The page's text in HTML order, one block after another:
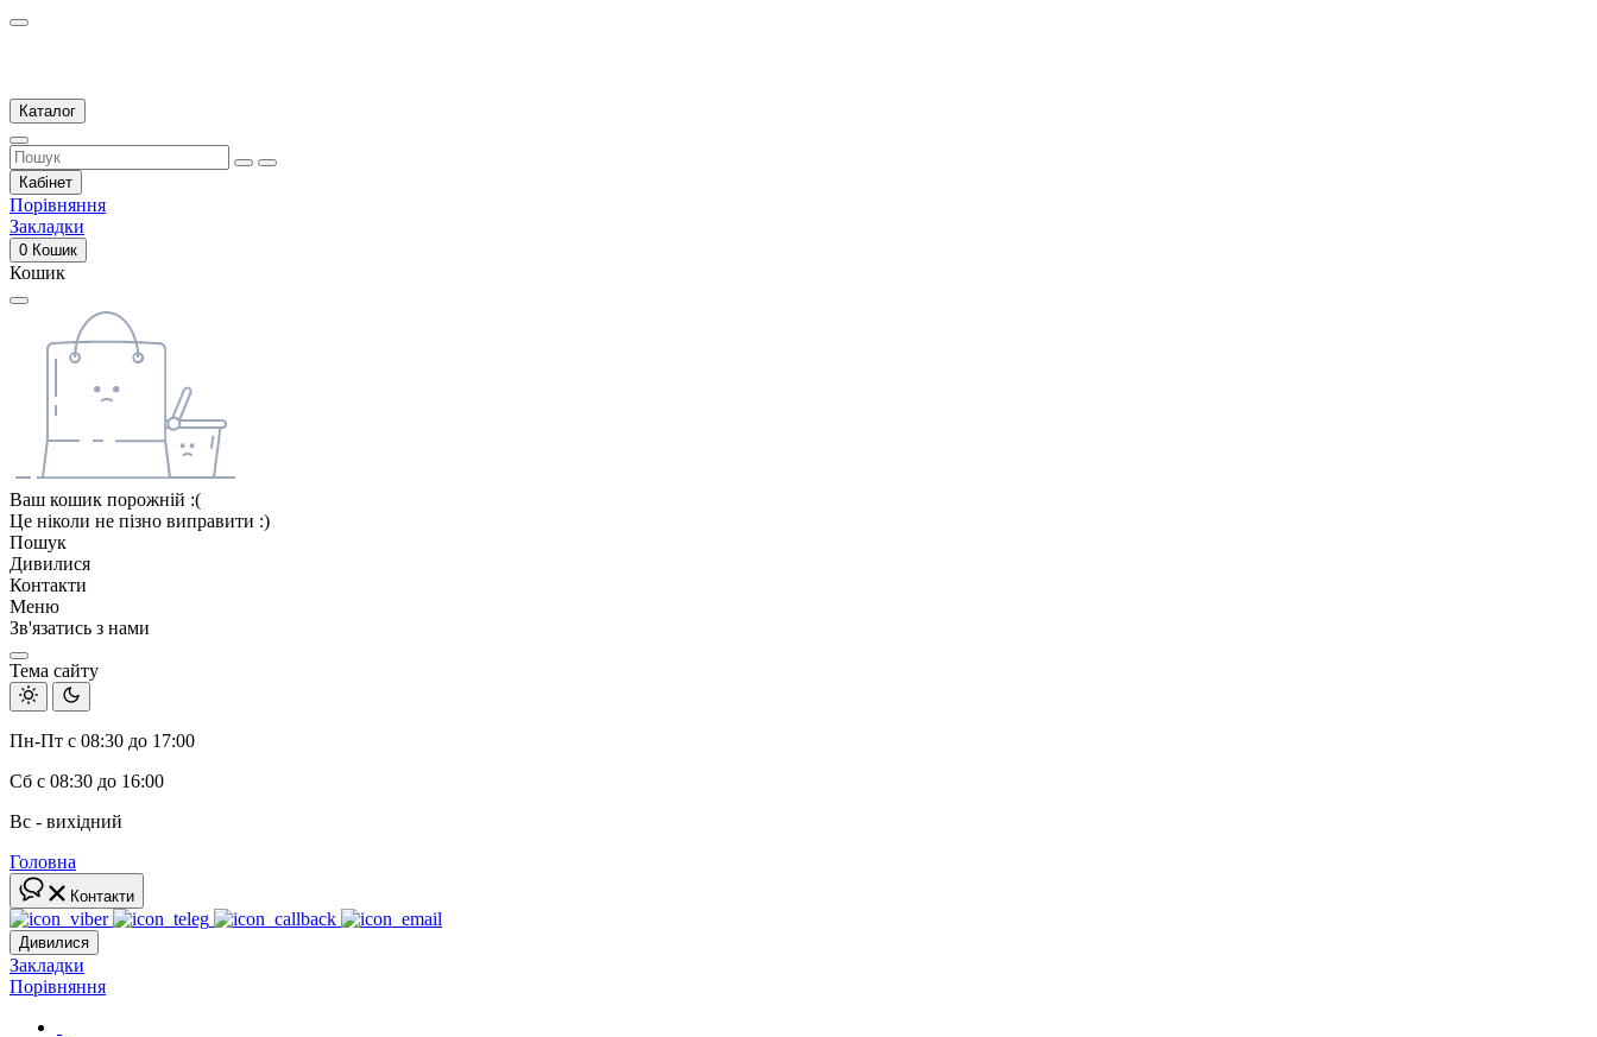
Каталог
Кабінет
Порівняння
Закладки
0 Кошик
Кошик
Ваш кошик порожній :(
Це ніколи не пізно виправити :)
Пошук
Дивилися
Контакти
Меню
Зв'язатись з нами
Тема сайту
Пн-Пт с 08:30 до 17:00
Сб с 08:30 до 16:00
Вс - вихідний
Головна
Контакти
Дивилися
Закладки
Порівняння